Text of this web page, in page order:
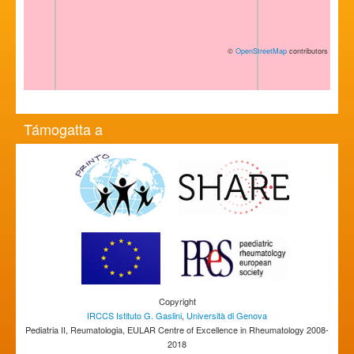
© OpenStreetMap contributors
Támogatta a
Copyright
IRCCS Istituto G. Gaslini, Università di Genova
Pediatria II, Reumatologia, EULAR Centre of Excellence in Rheumatology 2008-
2018